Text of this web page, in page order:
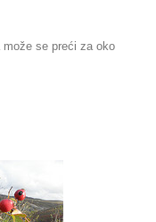
se preći za oko